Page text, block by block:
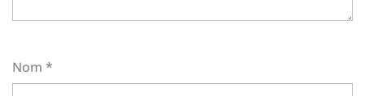
Nom *